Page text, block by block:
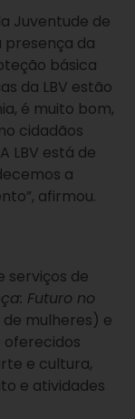
Juventude de
presença da
básica
da LBV estão
é muito bom,
cidadãos
LBV está de
a
afirmou.
serviços de
Futuro no
mulheres) e
oferecidos
e cultura,
e atividades